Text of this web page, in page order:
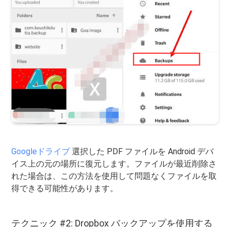
Googleドライブ 選択した PDF ファイルを Android デバ
イス上の元の場所に復元します。ファイルが最近削除さ
れた場合は、この方法を使用して問題なくファイルを取
得できる可能性があります。
テクニック #2: Dropbox バックアップを使用する